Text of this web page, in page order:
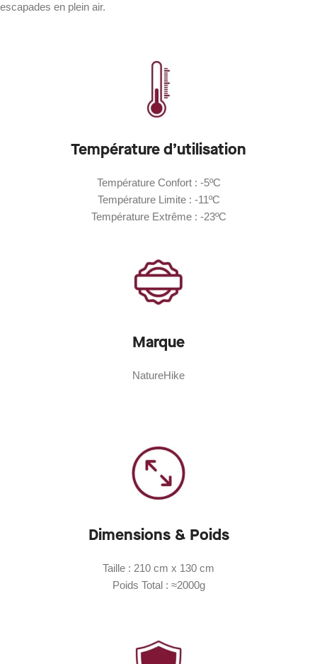
escapades en plein air.
Température d’utilisation
Température Confort : -5ºC
Température Limite : -11ºC
Température Extrême : -23ºC
Marque
NatureHike
Dimensions & Poids
Taille : 210 cm x 130 cm
Poids Total : ≈2000g